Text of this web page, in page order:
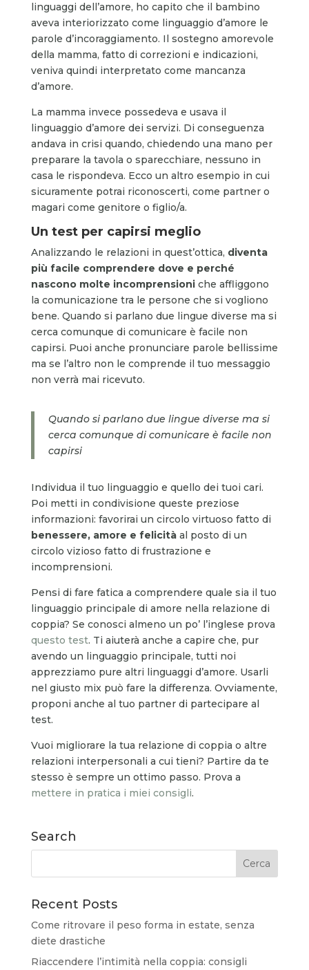
linguaggi dell’amore, ho capito che il bambino
aveva interiorizzato come linguaggio d’amore le
parole d’incoraggiamento. Il sostegno amorevole
della mamma, fatto di correzioni e indicazioni,
veniva quindi interpretato come mancanza
d’amore.
La mamma invece possedeva e usava il
linguaggio d’amore dei servizi. Di conseguenza
andava in crisi quando, chiedendo una mano per
preparare la tavola o sparecchiare, nessuno in
casa le rispondeva. Ecco un altro esempio in cui
sicuramente potrai riconoscerti, come partner o
magari come genitore o figlio/a.
Un test per capirsi meglio
Analizzando le relazioni in quest’ottica, diventa
più facile comprendere dove e perché
nascono molte incomprensioni che affliggono
la comunicazione tra le persone che si vogliono
bene. Quando si parlano due lingue diverse ma si
cerca comunque di comunicare è facile non
capirsi. Puoi anche pronunciare parole bellissime
ma se l’altro non le comprende il tuo messaggio
non verrà mai ricevuto.
Quando si parlano due lingue diverse ma si
cerca comunque di comunicare è facile non
capirsi
Individua il tuo linguaggio e quello dei tuoi cari.
Poi metti in condivisione queste preziose
informazioni: favorirai un circolo virtuoso fatto di
benessere, amore e felicitàal posto di un
circolo vizioso fatto di frustrazione e
incomprensioni.
Pensi di fare fatica a comprendere quale sia il tuo
linguaggio principale di amore nella relazione di
coppia? Se conosci almeno un po’ l’inglese prova
questo test. Ti aiuterà anche a capire che, pur
avendo un linguaggio principale, tutti noi
apprezziamo pure altri linguaggi d’amore. Usarli
nel giusto mix può fare la differenza. Ovviamente,
proponi anche al tuo partner di partecipare al
test.
Vuoi migliorare la tua relazione di coppia o altre
relazioni interpersonali a cui tieni? Partire da te
stesso è sempre un ottimo passo. Prova a
mettere in pratica i miei consigli.
Search
Recent Posts
Come ritrovare il peso forma in estate, senza
diete drastiche
Riaccendere l’intimità nella coppia: consigli